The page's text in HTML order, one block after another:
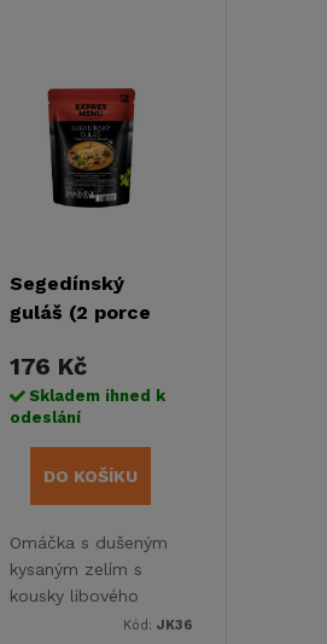
Segedínský
guláš (2 porce
176 Kč
Skladem ihned k
odeslání
DO KOŠÍKU
Omáčka s dušeným
kysaným zelím s
kousky libového
Kód: JK36